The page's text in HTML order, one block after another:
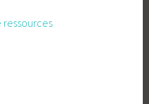
ressources